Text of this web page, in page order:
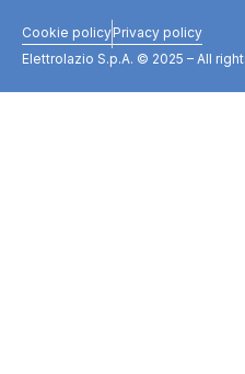
Cookie policyPrivacy policy
Elettrolazio S.p.A. © 2025 – All